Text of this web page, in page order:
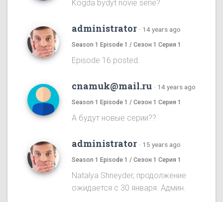
Kogda bydyt novie serie?
administrator · 14 years ago
Season 1 Episode 1 / Сезон 1 Серия 1
Episode 16 posted.
cnamuk@mail.ru · 14 years ago
Season 1 Episode 1 / Сезон 1 Серия 1
А будут новые серии??
administrator · 15 years ago
Season 1 Episode 1 / Сезон 1 Серия 1
Natalya Shneyder, продолжение
ожидается с 30 января. Админ.